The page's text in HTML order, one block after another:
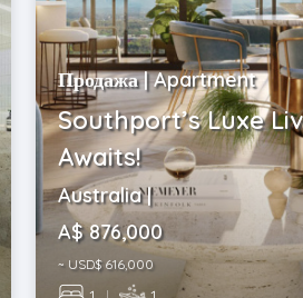
Продажа | Apartment
Southport’s Luxe
Awaits!
Australia |
A$ 876,000
~ USD$ 616,000